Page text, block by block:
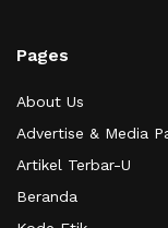
Pages
About Us
Advertise & Media
Artikel Terbar-U
Beranda